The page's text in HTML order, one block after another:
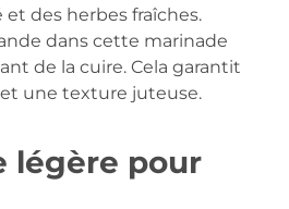
et des herbes fraîches.
dans cette marinade
de la cuire. Cela garantit
une texture juteuse.
légère pour